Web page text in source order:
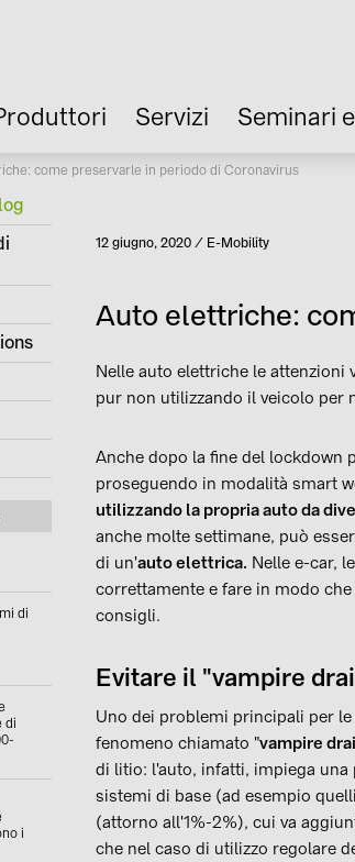
Servizi Seminari
come preservarle in periodo di Coronavirus
di
di
i
Pubblicato
12 giugno, 2020 Categoria
E-Mobility
Auto elettriche:
Nelle auto elettriche le
pur non utilizzando il veicolo per
Anche dopo la fine del lockdown
proseguendo in modalità smart
utilizzando la propria auto da
anche molte settimane, può
di un'auto elettrica. Nelle e-car,
correttamente e fare in modo
consigli.
Evitare il "vampire
Uno dei problemi principali per
fenomeno chiamato "vampire
di litio: l'auto, infatti, impiega
sistemi di base (ad esempio
(attorno all'1%-2%), cui va
che nel caso di utilizzo regolare